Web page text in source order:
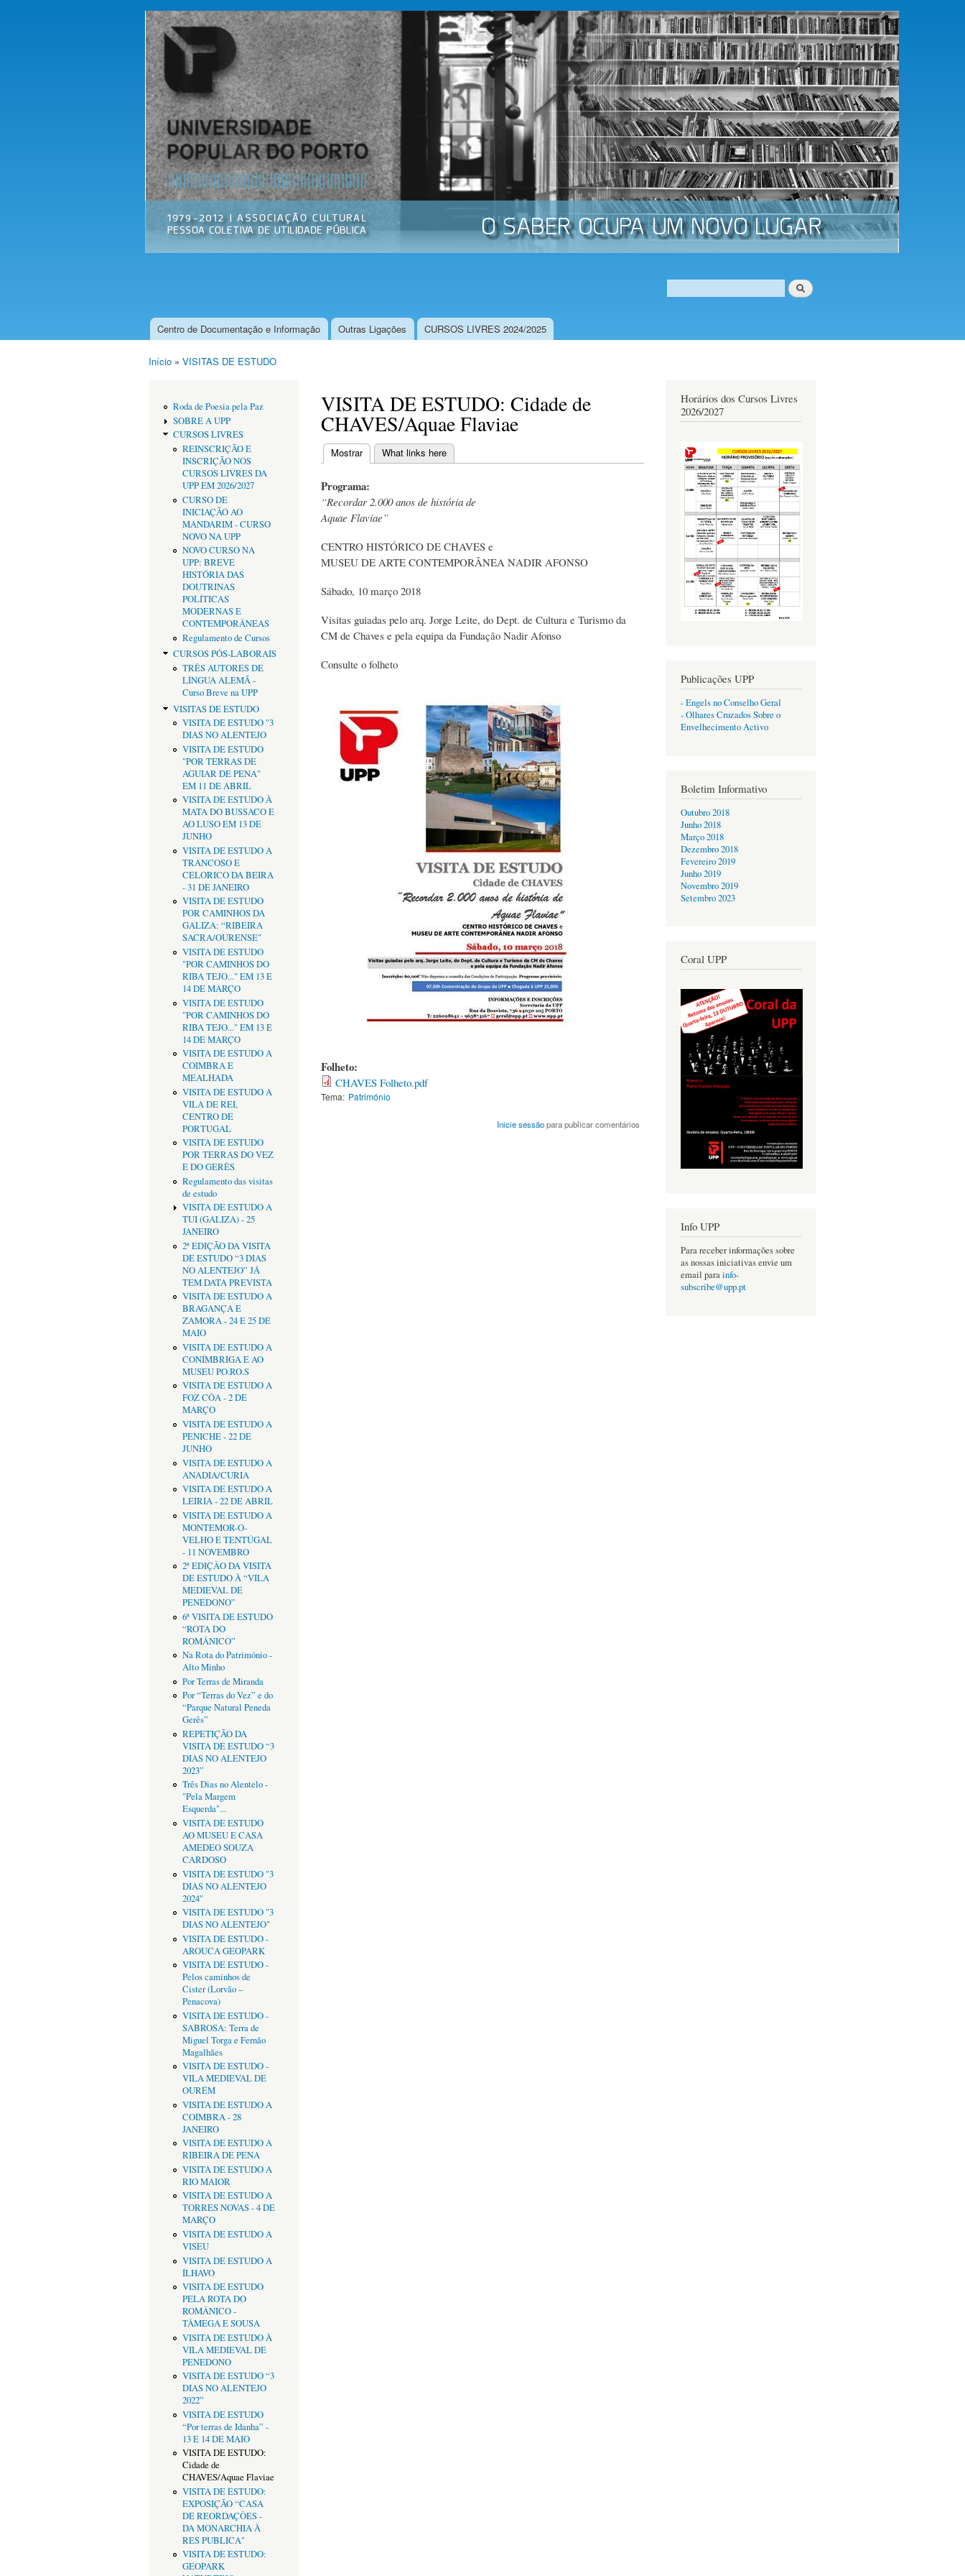
Passar
para o
conteúdo
principal
Universidade
Popular do
Porto
Associação
Cultural
Formulário de procura
Procurar
Menu principal
Centro de Documentação e Informação Outras Ligações CURSOS LIVRES 2024/2025
Início » VISITAS DE ESTUDO
Roda de Poesia pela Paz
SOBRE A UPP
CURSOS LIVRES
REINSCRIÇÃO E
INSCRIÇÃO NOS
CURSOS LIVRES DA
UPP EM 2026/2027
CURSO DE
INICIAÇÃO AO
MANDARIM - CURSO
NOVO NA UPP
NOVO CURSO NA
UPP: BREVE
HISTÓRIA DAS
DOUTRINAS
POLÍTICAS
MODERNAS E
CONTEMPORÂNEAS
Regulamento de Cursos
CURSOS PÓS-LABORAIS
TRÊS AUTORES DE
LÍNGUA ALEMÃ -
Curso Breve na UPP
VISITAS DE ESTUDO
VISITA DE ESTUDO "3
DIAS NO ALENTEJO
VISITA DE ESTUDO
"POR TERRAS DE
AGUIAR DE PENA"
EM 11 DE ABRIL
VISITA DE ESTUDO À
MATA DO BUSSACO E
AO LUSO EM 13 DE
JUNHO
VISITA DE ESTUDO A
TRANCOSO E
CELORICO DA BEIRA
- 31 DE JANEIRO
VISITA DE ESTUDO
POR CAMINHOS DA
GALIZA: “RIBEIRA
SACRA/OURENSE"
VISITA DE ESTUDO
"POR CAMINHOS DO
RIBA TEJO..." EM 13 E
14 DE MARÇO
VISITA DE ESTUDO
"POR CAMINHOS DO
RIBA TEJO..." EM 13 E
14 DE MARÇO
VISITA DE ESTUDO A
COIMBRA E
MEALHADA
VISITA DE ESTUDO A
VILA DE REI,
CENTRO DE
PORTUGAL
VISITA DE ESTUDO
POR TERRAS DO VEZ
E DO GERÊS
Regulamento das visitas
de estudo
VISITA DE ESTUDO A
TUI (GALIZA) - 25
JANEIRO
2ª EDIÇÃO DA VISITA
DE ESTUDO “3 DIAS
NO ALENTEJO” JÁ
TEM DATA PREVISTA
VISITA DE ESTUDO A
BRAGANÇA E
ZAMORA - 24 E 25 DE
MAIO
VISITA DE ESTUDO A
CONÍMBRIGA E AO
MUSEU PO.RO.S
VISITA DE ESTUDO A
FOZ CÔA - 2 DE
MARÇO
VISITA DE ESTUDO A
PENICHE - 22 DE
JUNHO
VISITA DE ESTUDO A
ANADIA/CURIA
VISITA DE ESTUDO A
LEIRIA - 22 DE ABRIL
VISITA DE ESTUDO A
MONTEMOR-O-
VELHO E TENTÚGAL
- 11 NOVEMBRO
2ª EDIÇÂO DA VISITA
DE ESTUDO À “VILA
MEDIEVAL DE
PENEDONO”
6ª VISITA DE ESTUDO
“ROTA DO
ROMÂNICO”
Na Rota do Património -
Alto Minho
Por Terras de Miranda
Por “Terras do Vez” e do
“Parque Natural Peneda
Gerês”
REPETIÇÃO DA
VISITA DE ESTUDO “3
DIAS NO ALENTEJO
2023”
Três Dias no Alentelo -
"Pela Margem
Esquerda"...
VISITA DE ESTUDO
AO MUSEU E CASA
AMEDEO SOUZA
CARDOSO
VISITA DE ESTUDO "3
DIAS NO ALENTEJO
2024"
VISITA DE ESTUDO "3
DIAS NO ALENTEJO"
VISITA DE ESTUDO -
AROUCA GEOPARK
VISITA DE ESTUDO -
Pelos caminhos de
Cister (Lorvão –
Penacova)
VISITA DE ESTUDO -
SABROSA: Terra de
Miguel Torga e Fernão
Magalhães
VISITA DE ESTUDO -
VILA MEDIEVAL DE
OURÉM
VISITA DE ESTUDO A
COIMBRA - 28
JANEIRO
VISITA DE ESTUDO A
RIBEIRA DE PENA
VISITA DE ESTUDO A
RIO MAIOR
VISITA DE ESTUDO A
TORRES NOVAS - 4 DE
MARÇO
VISITA DE ESTUDO A
VISEU
VISITA DE ESTUDO A
ÍLHAVO
VISITA DE ESTUDO
PELA ROTA DO
ROMÂNICO -
TÂMEGA E SOUSA
VISITA DE ESTUDO À
VILA MEDIEVAL DE
PENEDONO
VISITA DE ESTUDO “3
DIAS NO ALENTEJO
2022”
VISITA DE ESTUDO
“Por terras de Idanha” -
13 E 14 DE MAIO
VISITA DE ESTUDO:
Cidade de
CHAVES/Aquae Flaviae
VISITA DE ESTUDO:
EXPOSIÇÃO “CASA
DE REORDAÇÔES -
DA MONARCHIA À
RES PUBLICA"
VISITA DE ESTUDO:
GEOPARK
VISITA DE ESTUDO: Cidade de
CHAVES/Aquae Flaviae
Separadores primários
Mostrar(separador ativo)
What links here
Programa:
“Recordar 2.000 anos de história de
Aquae Flaviae”
CENTRO HISTÓRICO DE CHAVES e
MUSEU DE ARTE CONTEMPORÂNEA NADIR AFONSO
Sábado, 10 março 2018
Visitas guiadas pelo arq. Jorge Leite, do Dept. de Cultura e Turismo da
CM de Chaves e pela equipa da Fundação Nadir Afonso
Consulte o folheto
Folheto:
CHAVES Folheto.pdf
Tema: Património
Inicie sessãopara publicar comentários
Horários dos Cursos Livres
2026/2027
Publicações UPP
- Engels no Conselho Geral
- Olhares Cruzados Sobre o
Envelhecimento Activo
Boletim Informativo
Outubro 2018
Junho 2018
Março 2018
Dezembro 2018
Fevereiro 2019
Junho 2019
Novembro 2019
Setembro 2023
Coral UPP
Info UPP
Para receber informações sobre
as nossas iniciativas envie um
email parainfo-
subscribe@upp.pt